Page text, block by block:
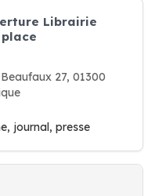
Librairie
27, 01300
journal, presse